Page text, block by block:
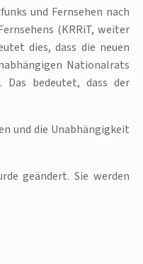
und Fernsehen nach
(KRRiT, weiter
dies, dass die neuen
Nationalrats
Das bedeutet, dass der
und die Unabhängigkeit
geändert. Sie werden